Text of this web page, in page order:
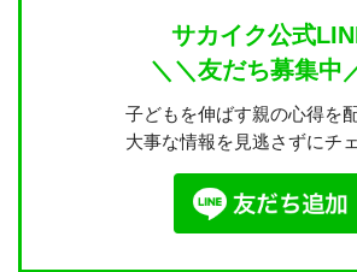
サカイク公式
＼＼友だち募集中
子どもを伸ばす親の心得を
大事な情報を見逃さずにチ